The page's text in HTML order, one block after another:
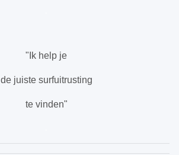
"Ik help je
de juiste surfuitrusting
te vinden"